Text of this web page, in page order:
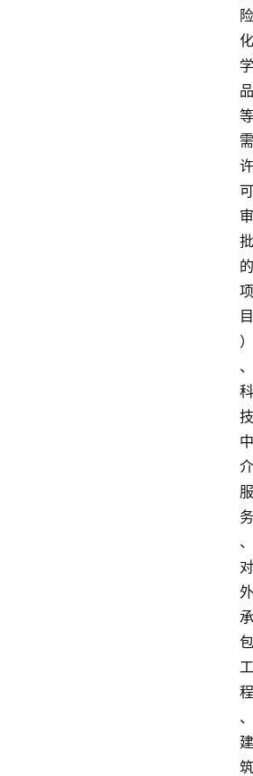
险
化
学
品
等
需
许
可
审
批
的
项
目
）
、
科
技
中
介
服
务
、
对
外
承
包
工
程
、
建
筑